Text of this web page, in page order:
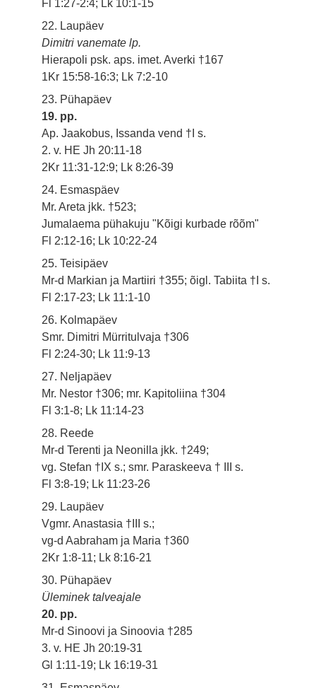
Fl 1:27-2:4; Lk 10:1-15
22. Laupäev
Dimitri vanemate lp.
Hierapoli psk. aps. imet. Averki †167
1Kr 15:58-16:3; Lk 7:2-10
23. Pühapäev
19. pp.
Ap. Jaakobus, Issanda vend †I s.
2. v. HE Jh 20:11-18
2Kr 11:31-12:9; Lk 8:26-39
24. Esmaspäev
Mr. Areta jkk. †523;
Jumalaema pühakuju "Kõigi kurbade rõõm"
Fl 2:12-16; Lk 10:22-24
25. Teisipäev
Mr-d Markian ja Martiiri †355; õigl. Tabiita †I s.
Fl 2:17-23; Lk 11:1-10
26. Kolmapäev
Smr. Dimitri Mürritulvaja †306
Fl 2:24-30; Lk 11:9-13
27. Neljapäev
Mr. Nestor †306; mr. Kapitoliina †304
Fl 3:1-8; Lk 11:14-23
28. Reede
Mr-d Terenti ja Neonilla jkk. †249;
vg. Stefan †IX s.; smr. Paraskeeva † III s.
Fl 3:8-19; Lk 11:23-26
29. Laupäev
Vgmr. Anastasia †III s.;
vg-d Aabraham ja Maria †360
2Kr 1:8-11; Lk 8:16-21
30. Pühapäev
Üleminek talveajale
20. pp.
Mr-d Sinoovi ja Sinoovia †285
3. v. HE Jh 20:19-31
Gl 1:11-19; Lk 16:19-31